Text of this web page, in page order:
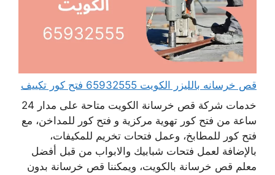
قص خرسانه بالليزر الكويت 65932555 فتح كور تكييف
خدمات شركة قص خرسانة الكويت متاحة على مدار 24
ساعة من فتح كور تهوية مركزية و فتح كور للمداخن، مع
فتح كور للمطابخ، وعمل فتحات تخريم للمكيفات،
بالإضافة لعمل فتحات شبابيك والابواب من قبل أفضل
معلم قص خرسانة بالكويت، ويمكننا قص خرسانة بدون